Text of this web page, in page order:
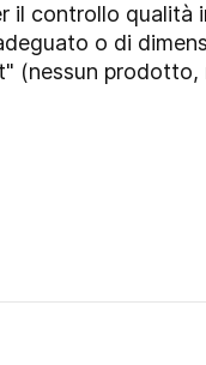
controllo qualità
o di
(nessun